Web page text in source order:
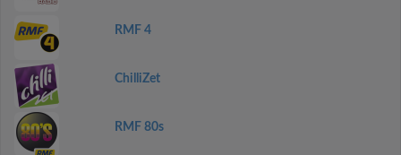
RMF 4
ChilliZet
RMF 80s